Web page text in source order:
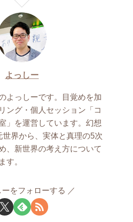
よっしー
よっしーです。目覚めを加
ング・個人セッション「コ
」を運営しています。幻想
世界から、実体と真理の5次
、新世界の考え方について
す。
ーをフォローする